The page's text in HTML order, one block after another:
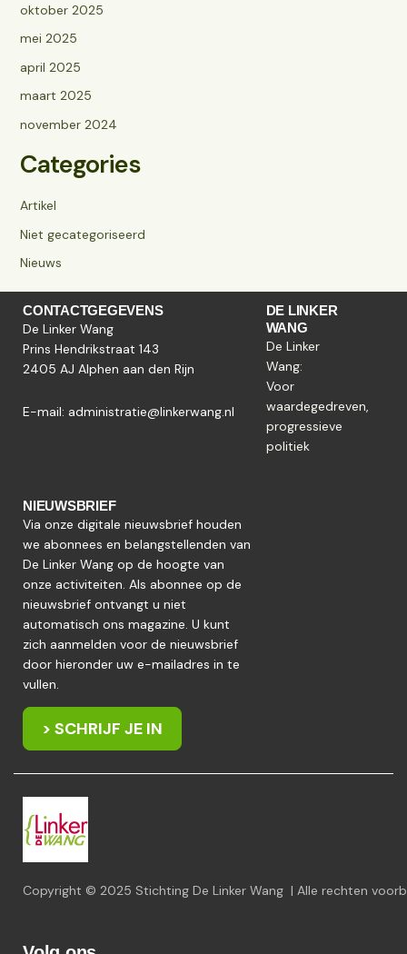
oktober 2025
mei 2025
april 2025
maart 2025
november 2024
Categories
Artikel
Niet gecategoriseerd
Nieuws
CONTACTGEGEVENS
De Linker Wang
Prins Hendrikstraat 143
2405 AJ Alphen aan den Rijn
E-mail: administratie@linkerwang.nl
DE LINKER
WANG
De Linker
Wang:
Voor
waardegedreven,
progressieve
politiek
NIEUWSBRIEF
Via onze digitale nieuwsbrief houden
we abonnees en belangstellenden van
De Linker Wang op de hoogte van
onze activiteiten. Als abonnee op de
nieuwsbrief ontvangt u niet
automatisch ons magazine. U kunt
zich aanmelden voor de nieuwsbrief
door hieronder uw e-mailadres in te
vullen.
> SCHRIJF JE IN
Copyright © 2025 Stichting De Linker Wang | Alle rechten